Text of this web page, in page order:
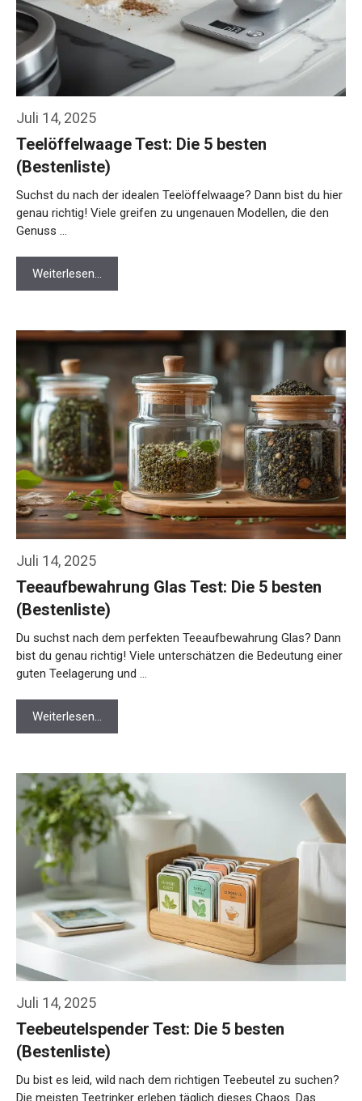
Juli 14, 2025
Teelöffelwaage Test: Die 5 besten
(Bestenliste)
Suchst du nach der idealen Teelöffelwaage? Dann bist du hier
genau richtig! Viele greifen zu ungenauen Modellen, die den
Genuss …
Weiterlesen…
Juli 14, 2025
Teeaufbewahrung Glas Test: Die 5 besten
(Bestenliste)
Du suchst nach dem perfekten Teeaufbewahrung Glas? Dann
bist du genau richtig! Viele unterschätzen die Bedeutung einer
guten Teelagerung und …
Weiterlesen…
Juli 14, 2025
Teebeutelspender Test: Die 5 besten
(Bestenliste)
Du bist es leid, wild nach dem richtigen Teebeutel zu suchen?
Die meisten Teetrinker erleben täglich dieses Chaos. Das